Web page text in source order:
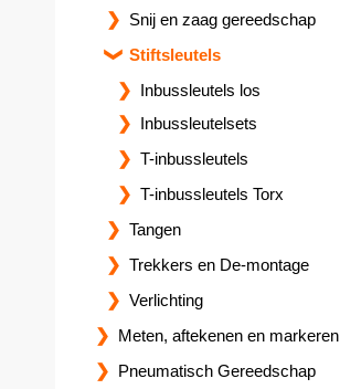
Snij en zaag gereedschap
Stiftsleutels
Inbussleutels los
Inbussleutelsets
T-inbussleutels
T-inbussleutels Torx
Tangen
Trekkers en De-montage
Verlichting
Meten, aftekenen en markeren
Pneumatisch Gereedschap